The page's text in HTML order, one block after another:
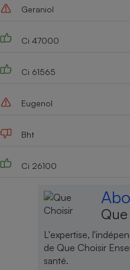
Geraniol
Ci 47000
Ci 61565
Eugenol
Bht
Ci 26100
L'expertise,
de Que Choisir
santé.